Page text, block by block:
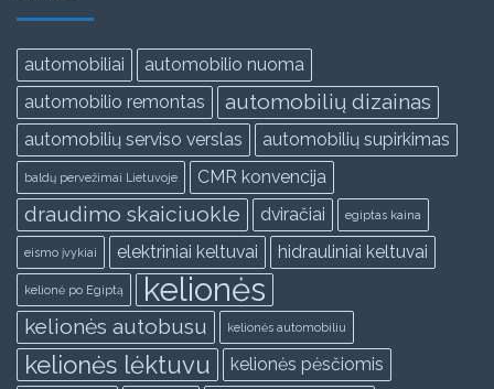
automobiliai
automobilio nuoma
automobilio remontas
automobilių dizainas
automobilių serviso verslas automobilių supirkimas
baldų pervežimai Lietuvoje CMR konvencija
draudimo skaiciuokle dviračiai egiptas kaina
eismo įvykiai elektriniai keltuvai hidrauliniai keltuvai
kelionė po Egiptą kelionės
kelionės autobusu kelionės automobiliu
kelionės lėktuvu kelionės pėsčiomis